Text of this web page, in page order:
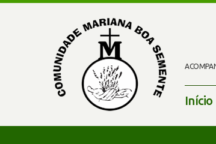
Início